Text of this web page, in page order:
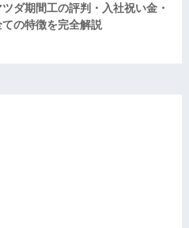
ツダ期間工の評判・入社祝い金・
の特徴を完全解説